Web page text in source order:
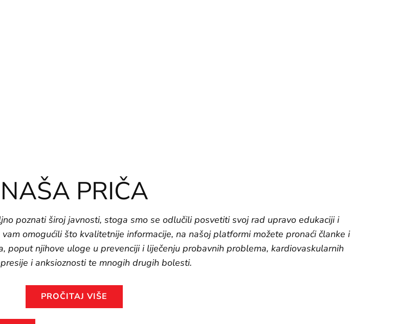
NAŠA PRIČA
poznati široj javnosti, stoga smo se odlučili posvetiti svoj rad upravo edukaciji i
omogućili što kvalitetnije informacije, na našoj platformi možete pronaći članke i
poput njihove uloge u prevenciji i liječenju probavnih problema, kardiovaskularnih
i anksioznosti te mnogih drugih bolesti.
PROČITAJ VIŠE